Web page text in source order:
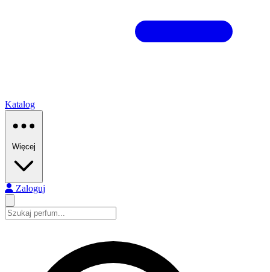
Katalog
Więcej
Zaloguj